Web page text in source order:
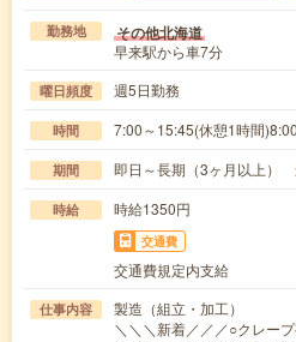
勤務地 その他北海道
早来駅から車7分
曜日頻度 週5日勤務
時間 7:00～15:45(休憩1時間
期間 即日～長期（3ヶ月以上）
時給 時給1350円
交通費
交通費規定内支給
仕事内容
製造（組立・加工）
＼＼＼新着／／／○クレー